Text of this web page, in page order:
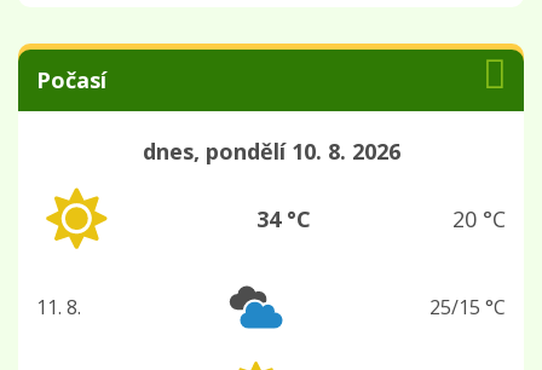
Počasí
dnes, pondělí 10. 8. 2026
34 °C 20 °C
úterý
11. 8. 25/15 °C